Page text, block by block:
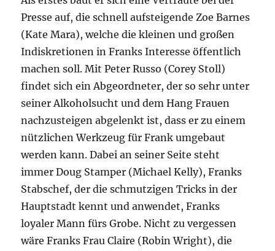
Presse auf, die schnell aufsteigende Zoe Barnes
(Kate Mara), welche die kleinen und großen
Indiskretionen in Franks Interesse öffentlich
machen soll. Mit Peter Russo (Corey Stoll)
findet sich ein Abgeordneter, der so sehr unter
seiner Alkoholsucht und dem Hang Frauen
nachzusteigen abgelenkt ist, dass er zu einem
nützlichen Werkzeug für Frank umgebaut
werden kann. Dabei an seiner Seite steht
immer Doug Stamper (Michael Kelly), Franks
Stabschef, der die schmutzigen Tricks in der
Hauptstadt kennt und anwendet, Franks
loyaler Mann fürs Grobe. Nicht zu vergessen
wäre Franks Frau Claire (Robin Wright), die